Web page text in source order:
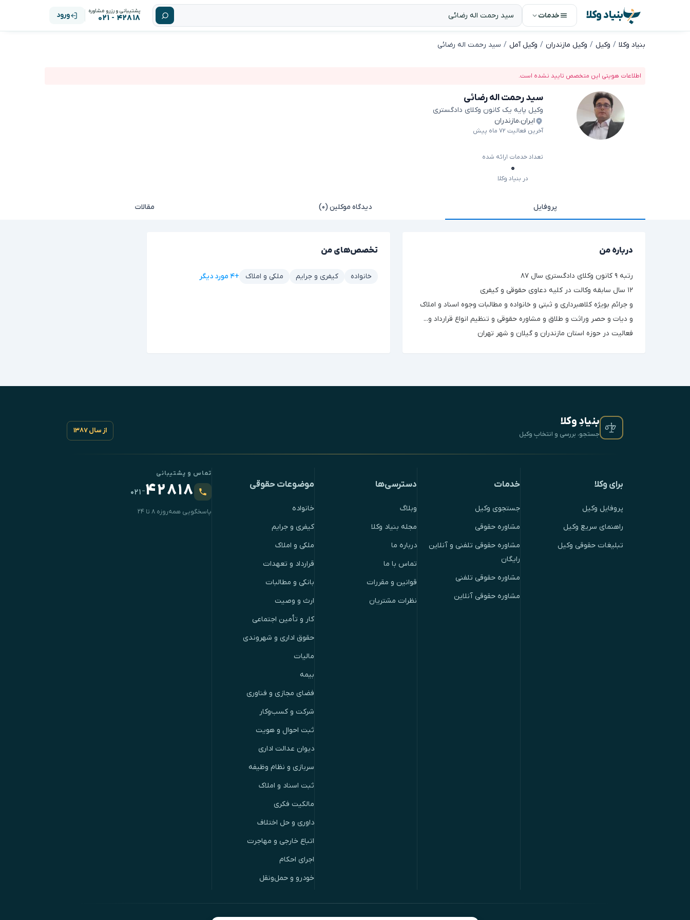
بنیاد وکلا خدمات پشتیبانی و رزرو مشاوره
۴۲۸۱۸ - ۰۲۱ ورود
بنیاد وکلا وکیل وکیل مازندران وکیل آمل سید رحمت اله رضائی
اطلاعات هویتی این متخصص تایید نشده است.
سید رحمت اله رضائی
وکیل پایه یک کانون وکلای دادگستری
ایران،مازندران
آخرین فعالیت ۷۲ ماه پیش
تعداد خدمات ارائه شده
۰
در بنیاد وکلا
پروفایل دیدگاه موکلین (۰) مقالات
درباره من
رتبه ۹ کانون وکلای دادگستری سال ۸۷
۱۲ سال سابقه وکالت در کلیه دعاوی حقوقی و کیفری
و جرائم بویژه کلاهبرداری و ثبتی و خانواده و مطالبات وجوه اسناد و املاک
و دیات و حصر وراثت و طلاق و مشاوره حقوقی و تنظیم انواع قرارداد و...
فعالیت در حوزه استان مازندران و گیلان و شهر تهران
تخصص‌های من
خانواده کیفری و جرایم ملکی و املاک +۴ مورد دیگر
بنیادِ وکلا
جستجو، بررسی و انتخابِ وکیل از سال ۱۳۸۷
برای وکلا
پروفایل وکیل
راهنمای سریع وکیل
تبلیغات حقوقی وکیل
خدمات
جستجوی وکیل
مشاوره حقوقی
مشاوره حقوقی تلفنی و آنلاین
رایگان
مشاوره حقوقی تلفنی
مشاوره حقوقی آنلاین
دسترسی‌ها
وبلاگ
مجله بنیاد وکلا
درباره ما
تماس با ما
قوانین و مقررات
نظرات مشتریان
موضوعات حقوقی
خانواده
کیفری و جرایم
ملکی و املاک
قرارداد و تعهدات
بانکی و مطالبات
ارث و وصیت
کار و تأمین اجتماعی
حقوق اداری و شهروندی
مالیات
بیمه
فضای مجازی و فناوری
شرکت و کسب‌وکار
ثبت احوال و هویت
دیوان عدالت اداری
سربازی و نظام وظیفه
ثبت اسناد و املاک
مالکیت فکری
داوری و حل اختلاف
اتباع خارجی و مهاجرت
اجرای احکام
خودرو و حمل‌ونقل
تماس و پشتیبانی
۴۲۸۱۸-۰۲۱
پاسخگویی همه‌روزه ۸ تا ۲۴